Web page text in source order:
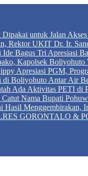
Dipakai untuk Jalan
Rektor UKIT Dr. Ir.
Bagus Tri Apresiasi
Kapolsek
Apresiasi PGM,
Boliyohuto Antar Air
Ada Aktivitas PETI di
Nama Bupati
Menggembirakan,
GORONTALO &